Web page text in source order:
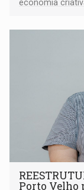
economia
Porto Velho